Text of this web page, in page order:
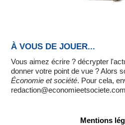
À VOUS DE JOUER...
Vous aimez écrire ? décrypter
donner votre point de vue ? Alors
Économie et société. Pour cela,
redaction@economieetsociete.com
Mentions